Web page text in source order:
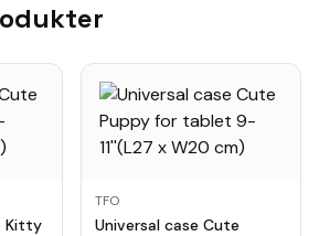
Kitty
TFO
Universal case Cute